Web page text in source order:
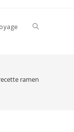
Toggle
ramen